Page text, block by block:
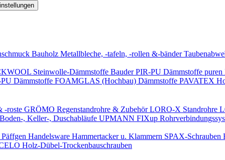
Bauholz Metallbleche, -tafeln, -rollen &-bänder
Steinwolle-Dämmstoffe Bauder PIR-PU Dämmstoffe puren
Dämmstoffe FOAMGLAS (Hochbau) Dämmstoffe PAVATEX
-roste GRÖMO Regenstandrohre & ZubehörLORO-X Standrohre
, Keller-, Duschabläufe UPMANN FIXup
Päffgen Handelsware Hammertacker u. Klammern SPAX-Schrauben
Holz-Dübel-Trockenbauschrauben